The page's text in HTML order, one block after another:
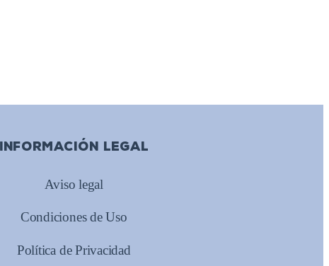
INFORMACIÓN LEGAL
Aviso legal
Condiciones de Uso
Política de Privacidad